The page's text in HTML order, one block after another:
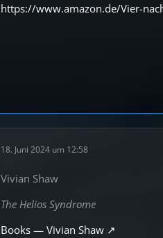
https://www.amazon.de/Vier-
18. Juni 2024 um 12:58
Vivian Shaw
The Helios Syndrome
Books — Vivian Shaw